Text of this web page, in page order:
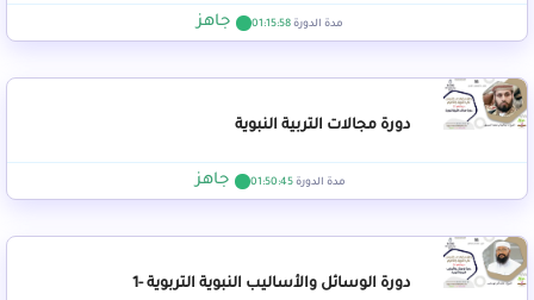
مدة الدورة 01:15:58 جاهز
دورة مجالات التربية النبوية
مدة الدورة01:50:45 جاهز
دورة الوسائل والأساليب النبوية التربوية -1